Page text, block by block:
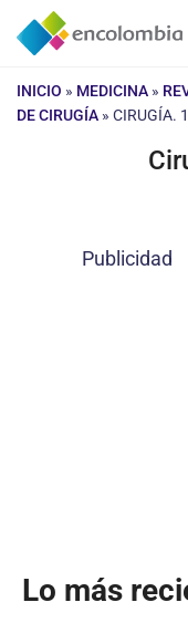
Saltar
INICIO » MEDICINA »
DE CIRUGÍA » CIRUGÍA.
Publicidad
Lo más